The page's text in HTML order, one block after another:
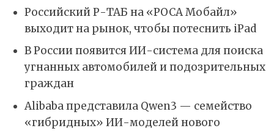
Российский Р-ТАБ на «РОСА Мобайл»
выходит на рынок, чтобы потеснить iPad
В России появится ИИ-система для поиска
угнанных автомобилей и подозрительных
граждан
Alibaba представила Qwen3 — семейство
«гибридных» ИИ-моделей нового